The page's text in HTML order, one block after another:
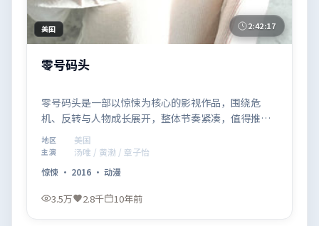
美国 2:42:17
零号码头
零号码头是一部以惊悚为核心的影视作品，围绕危
机、反转与人物成长展开，整体节奏紧凑，值得推荐
观看。
地区 美国
主演
汤唯 / 黄渤 / 章子怡
惊悚 · 2016 · 动漫
3.5万 2.8千 10年前